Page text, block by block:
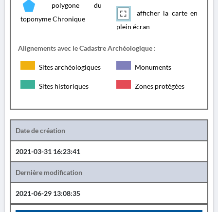
polygone du
toponyme Chronique
afficher la carte en
plein écran
Alignements avec le Cadastre Archéologique :
Sites archéologiques Monuments
Sites historiques Zones protégées
Date de création
2021-03-31 16:23:41
Dernière modification
2021-06-29 13:08:35